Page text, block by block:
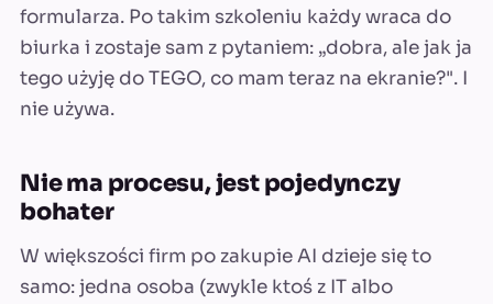
formularza. Po takim szkoleniu każdy wraca do
biurka i zostaje sam z pytaniem: „dobra, ale jak ja
tego użyję do TEGO, co mam teraz na ekranie?". I
nie używa.
Nie ma procesu, jest pojedynczy
bohater
W większości firm po zakupie AI dzieje się to
samo: jedna osoba (zwykle ktoś z IT albo